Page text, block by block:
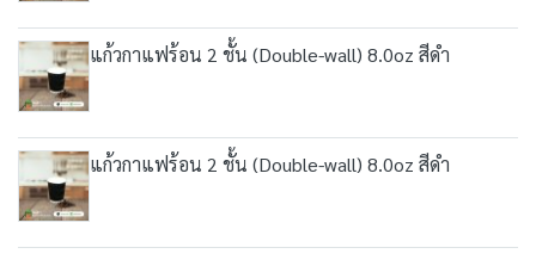
แก้วกาแฟร้อน 2 ชั้น (Double-wall) 8.0oz สีดำ
แก้วกาแฟร้อน 2 ชั้น (Double-wall) 8.0oz สีดำ